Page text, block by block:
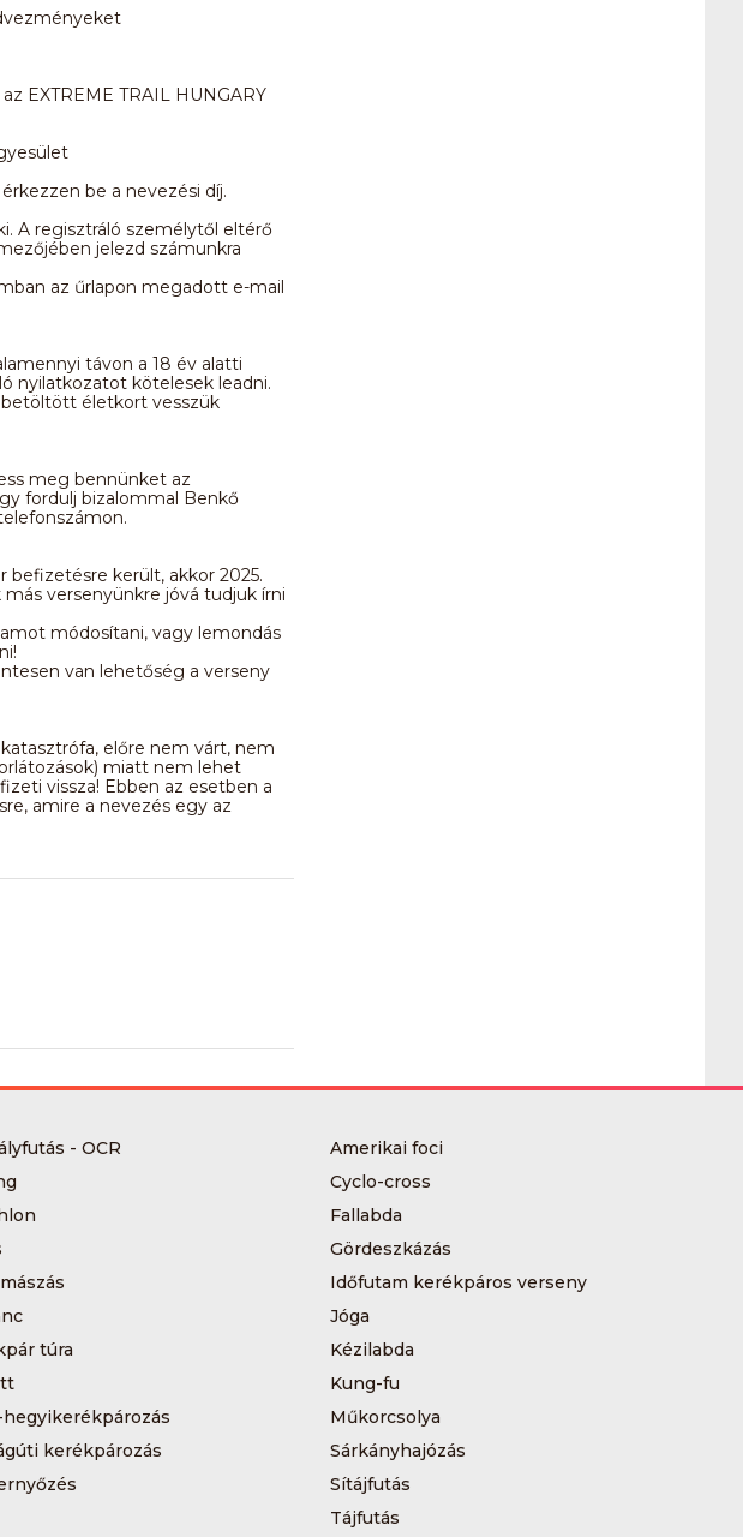
EXTREME TRAIL HUNGARY
be a nevezési díj.
A regisztráló személytől eltérő
jelezd számunkra
az űrlapon megadott e-mail
távon a 18 év alatti
nyilatkozatot kötelesek leadni.
betöltött életkort vesszük
meg bennünket az
fordulj bizalommal Benkő
befizetésre került, akkor 2025.
versenyünkre jóvá tudjuk írni
módosítani, vagy lemondás
van lehetőség a verseny
előre nem várt, nem
miatt nem lehet
vissza! Ebben az esetben a
amire a nevezés egy az
- OCR
Amerikai foci
Cyclo-cross
Fallabda
Gördeszkázás
Időfutam kerékpáros verseny
Jóga
túra
Kézilabda
Kung-fu
Műkorcsolya
kerékpározás
Sárkányhajózás
Sítájfutás
Tájfutás